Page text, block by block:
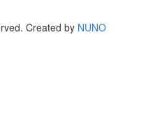
Created by NUNO